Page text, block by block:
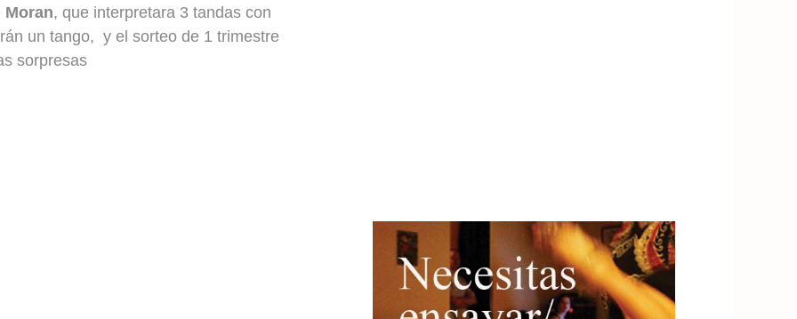
Moran, que interpretara 3 tandas con
un tango, y el sorteo de 1 trimestre
sorpresas